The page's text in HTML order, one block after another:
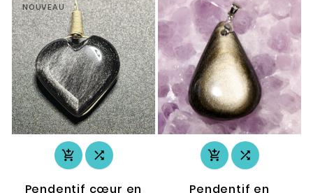
NOUVEAU
 
Pendentif cœur en
 
Pendentif en